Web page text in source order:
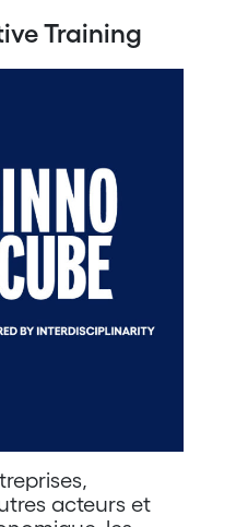
Training
acteurs et